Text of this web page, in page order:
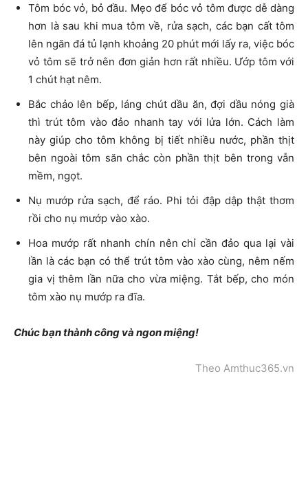
Tôm bóc vỏ, bỏ đầu. Mẹo để bóc vỏ tôm được dễ dàng
hơn là sau khi mua tôm về, rửa sạch, các bạn cất tôm
lên ngăn đá tủ lạnh khoảng 20 phút mới lấy ra, việc bóc
vỏ tôm sẽ trở nên đơn giản hơn rất nhiều. Ướp tôm với
1 chút hạt nêm.
Bắc chảo lên bếp, láng chút dầu ăn, đợi dầu nóng già
thì trút tôm vào đảo nhanh tay với lửa lớn. Cách làm
này giúp cho tôm không bị tiết nhiều nước, phần thịt
bên ngoài tôm săn chắc còn phần thịt bên trong vẫn
mềm, ngọt.
Nụ mướp rửa sạch, để ráo. Phi tỏi đập dập thật thơm
rồi cho nụ mướp vào xào.
Hoa mướp rất nhanh chín nên chỉ cần đảo qua lại vài
lần là các bạn có thể trút tôm vào xào cùng, nêm nếm
gia vị thêm lần nữa cho vừa miệng. Tắt bếp, cho món
tôm xào nụ mướp ra đĩa.
Chúc bạn thành công và ngon miệng!
Theo Amthuc365.vn